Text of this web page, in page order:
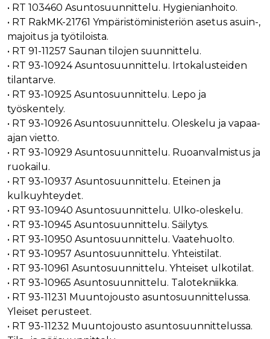
• RT 103460 Asuntosuunnittelu. Hygienianhoito.
• RT RakMK-21761 Ympäristöministeriön asetus asuin-,
majoitus ja työtiloista.
• RT 91-11257 Saunan tilojen suunnittelu.
• RT 93-10924 Asuntosuunnittelu. Irtokalusteiden
tilantarve.
• RT 93-10925 Asuntosuunnittelu. Lepo ja
työskentely.
• RT 93-10926 Asuntosuunnittelu. Oleskelu ja vapaa-
ajan vietto.
• RT 93-10929 Asuntosuunnittelu. Ruoanvalmistus ja
ruokailu.
• RT 93-10937 Asuntosuunnittelu. Eteinen ja
kulkuyhteydet.
• RT 93-10940 Asuntosuunnittelu. Ulko-oleskelu.
• RT 93-10945 Asuntosuunnittelu. Säilytys.
• RT 93-10950 Asuntosuunnittelu. Vaatehuolto.
• RT 93-10957 Asuntosuunnittelu. Yhteistilat.
• RT 93-10961 Asuntosuunnittelu. Yhteiset ulkotilat.
• RT 93-10965 Asuntosuunnittelu. Talotekniikka.
• RT 93-11231 Muuntojousto asuntosuunnittelussa.
Yleiset perusteet.
• RT 93-11232 Muuntojousto asuntosuunnittelussa.
_gcl_au
Google LLC
3 kuukautta
Tämän
on
mainitussa
_fbp
Meta Platform Inc.
.rakennustietokauppa.fi
3 kuukautta
Facebook
kolmansien